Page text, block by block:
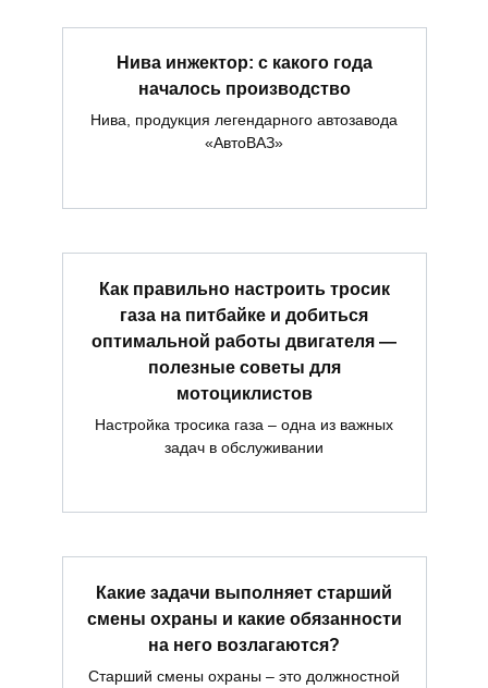
Нива инжектор: с какого года
началось производство
Нива, продукция легендарного автозавода
«АвтоВАЗ»
Как правильно настроить тросик
газа на питбайке и добиться
оптимальной работы двигателя —
полезные советы для
мотоциклистов
Настройка тросика газа – одна из важных
задач в обслуживании
Какие задачи выполняет старший
смены охраны и какие обязанности
на него возлагаются?
Старший смены охраны – это должностной